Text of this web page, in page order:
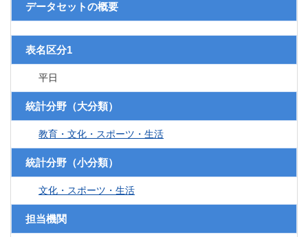
データセットの概要
表名区分1
平日
統計分野（大分類）
教育・文化・スポーツ・生活
統計分野（小分類）
文化・スポーツ・生活
担当機関